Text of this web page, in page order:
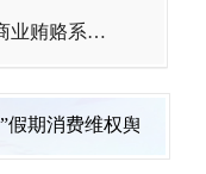
四川首例！网络餐饮行贿受贿一体查处商业贿赂系列案办结
发布 中消协：建议各